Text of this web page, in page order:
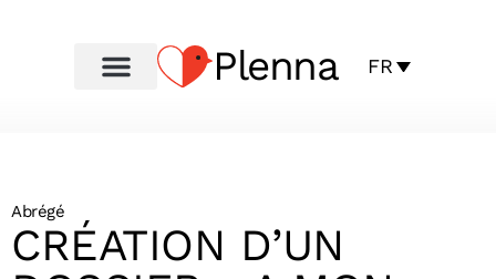
Plenna FR
Abrégé
CRÉATION D’UN